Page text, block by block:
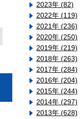
2023年 (82)
2022年 (119)
2021年 (236)
2020年 (250)
2019年 (219)
2018年 (263)
2017年 (284)
2016年 (204)
2015年 (244)
2014年 (297)
2013年 (628)